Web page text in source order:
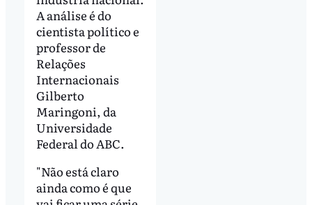
A análise é do
cientista político e
professor de
Relações
Internacionais
Gilberto
Maringoni, da
Universidade
Federal do ABC.
"Não está claro
ainda como é que